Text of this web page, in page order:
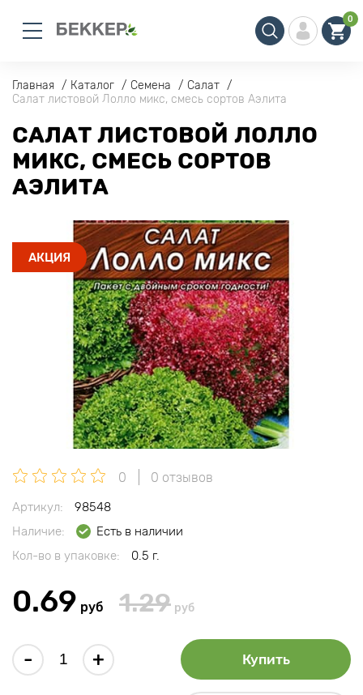
0
Главная Каталог Семена
Салат
Салат листовой Лолло микс, смесь сортов Аэлита
САЛАТ ЛИСТОВОЙ ЛОЛЛО
МИКС, СМЕСЬ СОРТОВ
АЭЛИТА
АКЦИЯ
0 0 отзывов
Артикул:
98548
Наличие:
Есть в наличии
Кол-во в упаковке:
0.5 г.
0.69 руб 1.29 руб
- + Купить